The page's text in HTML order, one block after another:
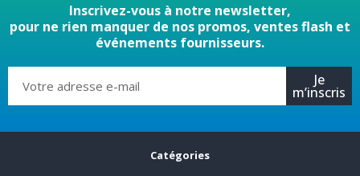
Inscrivez-vous à notre newsletter,
pour ne rien manquer de nos promos, ventes flash et
événements fournisseurs.
Je
m’inscris
Catégories